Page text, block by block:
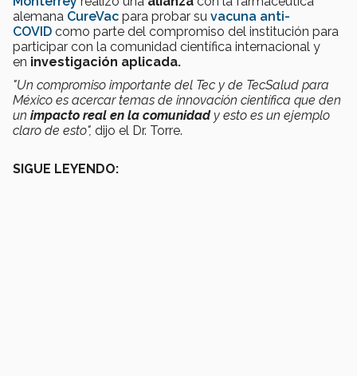
alemana CureVac para probar su vacuna anti-
COVID como parte del compromiso del institución para
participar con la comunidad científica internacional y
en investigación aplicada.
"Un compromiso importante del Tec y de TecSalud para
México es acercar temas de innovación científica que den
un impacto real en la comunidad y esto es un ejemplo
claro de esto", dijo el Dr. Torre.
SIGUE LEYENDO: